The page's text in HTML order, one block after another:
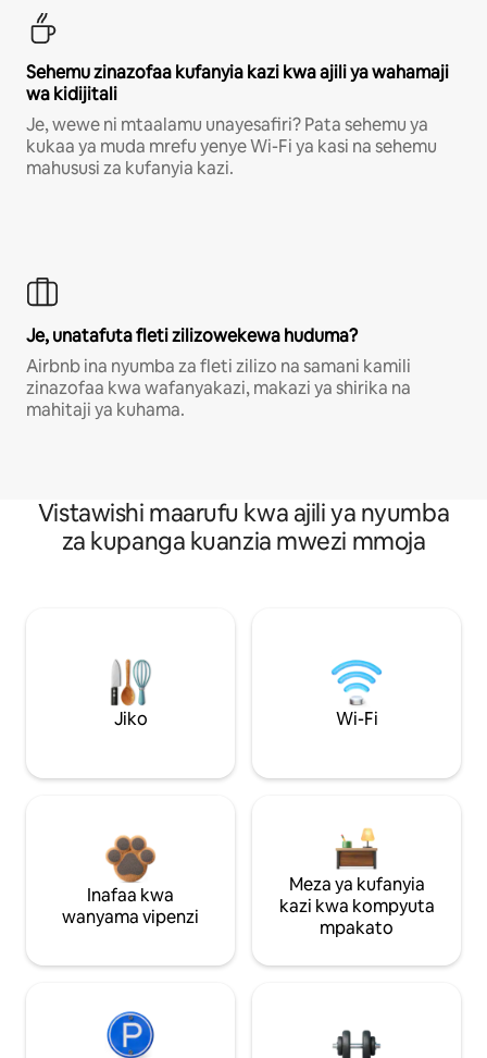
Sehemu zinazofaa kufanyia kazi kwa ajili ya wahamaji
wa kidijitali
Je, wewe ni mtaalamu unayesafiri? Pata sehemu ya
kukaa ya muda mrefu yenye Wi-Fi ya kasi na sehemu
mahususi za kufanyia kazi.
Je, unatafuta fleti zilizowekewa huduma?
Airbnb ina nyumba za fleti zilizo na samani kamili
zinazofaa kwa wafanyakazi, makazi ya shirika na
mahitaji ya kuhama.
Vistawishi maarufu kwa ajili ya nyumba
za kupanga kuanzia mwezi mmoja
Jiko Wi-Fi
Inafaa kwa
wanyama vipenzi
Meza ya kufanyia
kazi kwa kompyuta
mpakato